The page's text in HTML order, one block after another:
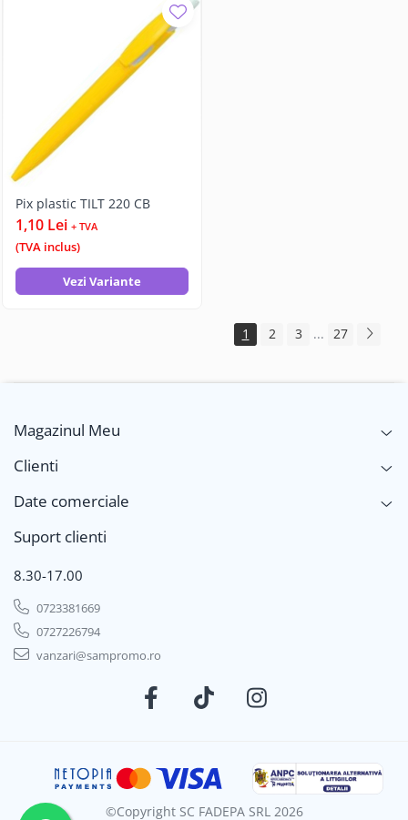
Pix plastic TILT 220 CB
1,10 Lei + TVA
(TVA inclus)
Vezi Variante
1 2 3 ... 27
Magazinul Meu
Clienti
Date comerciale
Suport clienti
8.30-17.00
0723381669
0727226794
vanzari@sampromo.ro
©Copyright SC FADEPA SRL 2026